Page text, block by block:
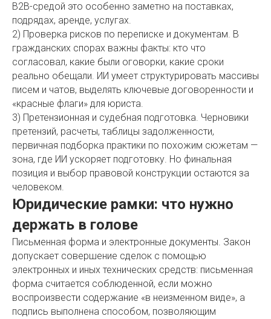
B2B-средой это особенно заметно на поставках,
подрядах, аренде, услугах.
2) Проверка рисков по переписке и документам. В
гражданских спорах важны факты: кто что
согласовал, какие были оговорки, какие сроки
реально обещали. ИИ умеет структурировать массивы
писем и чатов, выделять ключевые договоренности и
«красные флаги» для юриста.
3) Претензионная и судебная подготовка. Черновики
претензий, расчеты, таблицы задолженности,
первичная подборка практики по похожим сюжетам —
зона, где ИИ ускоряет подготовку. Но финальная
позиция и выбор правовой конструкции остаются за
человеком.
Юридические рамки: что нужно
держать в голове
Письменная форма и электронные документы. Закон
допускает совершение сделок с помощью
электронных и иных технических средств: письменная
форма считается соблюденной, если можно
воспроизвести содержание «в неизменном виде», а
подпись выполнена способом, позволяющим